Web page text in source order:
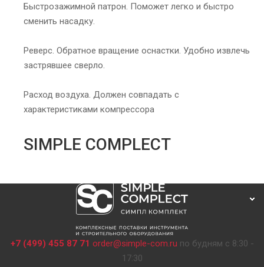
Быстрозажимной патрон. Поможет легко и быстро
сменить насадку.
Реверс. Обратное вращение оснастки. Удобно извлечь
застрявшее сверло.
Расход воздуха. Должен совпадать с
характеристиками компрессора
SIMPLE COMPLECT
+7 (499) 455 87 71 order@simple-com.ru по будням с 8:30 -
17:30